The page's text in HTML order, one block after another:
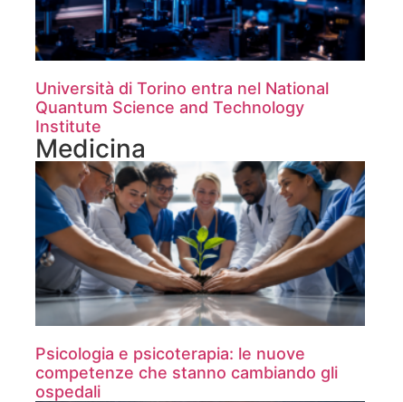
Università di Torino entra nel National
Quantum Science and Technology
Institute
Medicina
Psicologia e psicoterapia: le nuove
competenze che stanno cambiando gli
ospedali